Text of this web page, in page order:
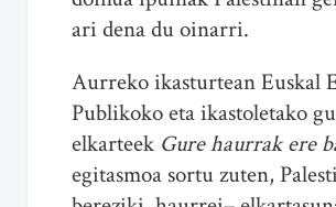
ari dena du oinarri.
Aurreko ikasturtean Euskal
Publikoko eta ikastoletako
elkarteek Gure haurrak ere
egitasmoa sortu zuten,